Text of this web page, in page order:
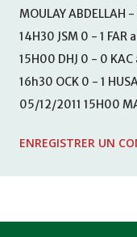
MOULAY ABDELLAH
14H30 JSM 0 - 1 FAR
15H00 DHJ 0 - 0 KAC
16h30 OCK 0 - 1
05/12/2011 15H00
KHEMISET Mardi 06/
ENREGISTRER UN